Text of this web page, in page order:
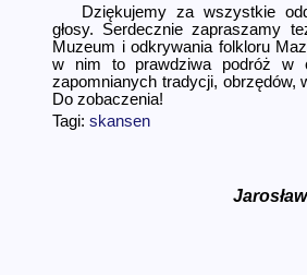
Dziękujemy za wszystkie
głosy. Serdecznie zapraszamy
Muzeum i odkrywania folkloru
w nim to prawdziwa podróż w
zapomnianych tradycji, obrzędów,
Do zobaczenia!
Tagi: skansen